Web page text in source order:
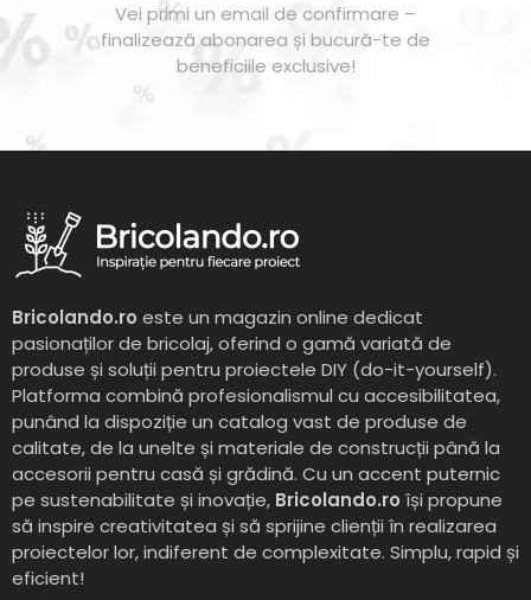
Vei primi un email de confirmare –
finalizează abonarea și bucură-te de
beneficiile exclusive!
Bricolando.ro este un magazin online dedicat
pasionaților de bricolaj, oferind o gamă variată de
produse și soluții pentru proiectele DIY (do-it-yourself).
Platforma combină profesionalismul cu accesibilitatea,
punând la dispoziție un catalog vast de produse de
calitate, de la unelte și materiale de construcții până la
accesorii pentru casă și grădină. Cu un accent puternic
pe sustenabilitate și inovație, Bricolando.ro își propune
să inspire creativitatea și să sprijine clienții în realizarea
proiectelor lor, indiferent de complexitate. Simplu, rapid și
eficient!